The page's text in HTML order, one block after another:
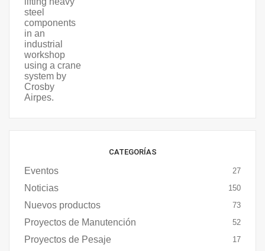
CATEGORÍAS
Eventos 27
Noticias 150
Nuevos productos 73
Proyectos de Manutención 52
Proyectos de Pesaje 17